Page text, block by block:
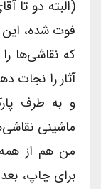
(البته دو تا
فوت شده،
که نقاشی‌ها
آثار را نجات
و به طرف
ماشینی
من هم از همه
برای چاپ،